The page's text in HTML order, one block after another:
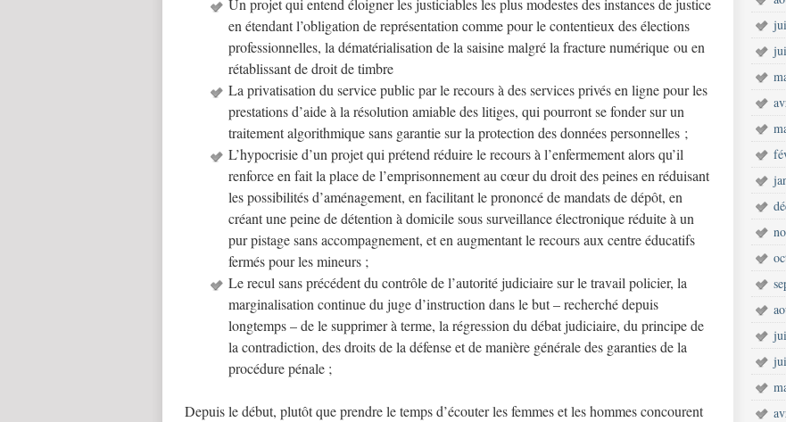
Un projet qui entend éloigner les justiciables les plus modestes des instances de justice
en étendant l’obligation de représentation comme pour le contentieux des élections
professionnelles, la dématérialisation de la saisine malgré la fracture numérique ou en
rétablissant de droit de timbre
La privatisation du service public par le recours à des services privés en ligne pour les
prestations d’aide à la résolution amiable des litiges, qui pourront se fonder sur un
traitement algorithmique sans garantie sur la protection des données personnelles ;
L’hypocrisie d’un projet qui prétend réduire le recours à l’enfermement alors qu’il
renforce en fait la place de l’emprisonnement au cœur du droit des peines en réduisant
les possibilités d’aménagement, en facilitant le prononcé de mandats de dépôt, en
créant une peine de détention à domicile sous surveillance électronique réduite à un
pur pistage sans accompagnement, et en augmentant le recours aux centre éducatifs
fermés pour les mineurs ;
Le recul sans précédent du contrôle de l’autorité judiciaire sur le travail policier, la
marginalisation continue du juge d’instruction dans le but – recherché depuis
longtemps – de le supprimer à terme, la régression du débat judiciaire, du principe de
la contradiction, des droits de la défense et de manière générale des garanties de la
procédure pénale ;
Depuis le début, plutôt que prendre le temps d’écouter les femmes et les hommes concourent